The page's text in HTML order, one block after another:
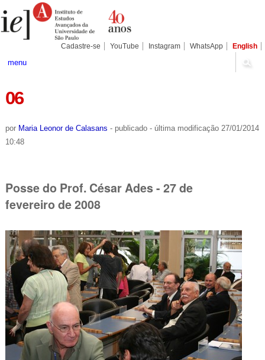
para
conteúdo.
Pessoais
Cadastre-se YouTube Instagram WhatsApp English
menu
06
por Maria Leonor de Calasans - publicado - última modificação27/01/2014
10:48
Posse do Prof. César Ades - 27 de
fevereiro de 2008